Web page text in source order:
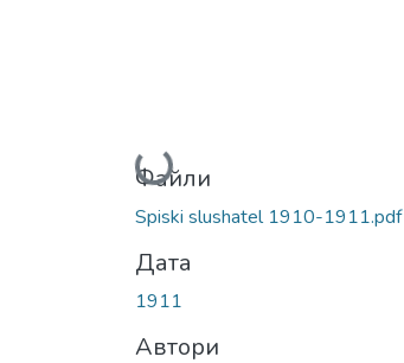
Вантажиться...
Файли
Spiski slushatel 1910-1911.pdf
Дата
1911
Автори